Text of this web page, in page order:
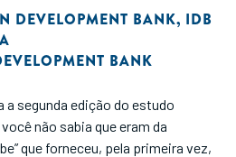
DEVELOPMENT BANK, IDB
BANK
segunda edição do estudo
não sabia que eram da
que forneceu, pela primeira vez,